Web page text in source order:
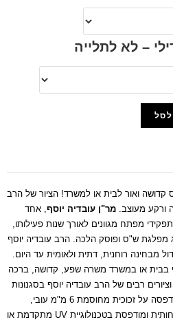
– לא לתלייה
קדושה ואור לבית או למשרד! הציור של הרב
ורקע מעוצב. מר"ן עובדיה יוסף , אחד
מפתח מגוונים לאורך שנות פעילותו,
מפלגת ש"ס ופוסק הלכה. הרב עובדיה יוסף
חותם גדול מבחינה רוחנית, דתית ולאומית עד היום.
בבית או במשרד משרה שפע, קדושה, ברכה
רבים של הרב עובדיה יוסף בסגנונות
שונים באיכות גבוהה. ניתן לבחור הדפסה על זכוכית מחוסמת 6 מ"מ עובי,
אקסטרה קליר. הזכוכית יציבה ובטיחותית ומודפסת בטכנולוגיית UV מתקדמת או